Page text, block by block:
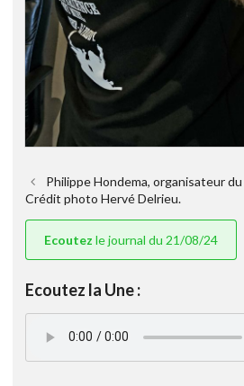
Philippe Hondema, organisateur
Crédit photo Hervé Delrieu.
Ecoutez le journal du 21/08/24
Ecoutez la Une :